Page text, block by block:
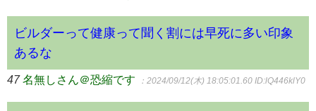
ビルダーって健康って聞く割には早死に多い印象
あるな
47 名無しさん＠恐縮です ：2024/09/12(木) 18:05:01.60 ID:lQ446klY0